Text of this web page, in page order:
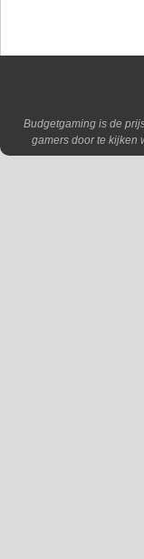
Budgetgaming is de
gamers door te kijken